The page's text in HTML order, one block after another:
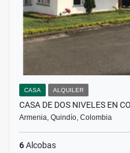
CASA ALQUILER
CASA DE DOS NIVELES EN
Armenia, Quindío, Colombia
6Alcobas